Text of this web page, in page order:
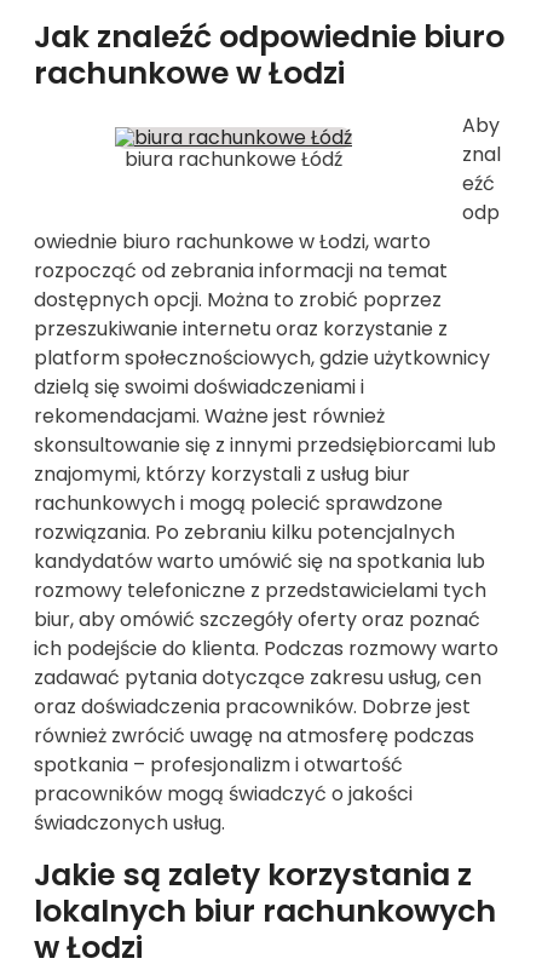
Jak znaleźć odpowiednie biuro
rachunkowe w Łodzi
biura rachunkowe Łódź
Aby
znal
eźć
odp
owiednie biuro rachunkowe w Łodzi, warto
rozpocząć od zebrania informacji na temat
dostępnych opcji. Można to zrobić poprzez
przeszukiwanie internetu oraz korzystanie z
platform społecznościowych, gdzie użytkownicy
dzielą się swoimi doświadczeniami i
rekomendacjami. Ważne jest również
skonsultowanie się z innymi przedsiębiorcami lub
znajomymi, którzy korzystali z usług biur
rachunkowych i mogą polecić sprawdzone
rozwiązania. Po zebraniu kilku potencjalnych
kandydatów warto umówić się na spotkania lub
rozmowy telefoniczne z przedstawicielami tych
biur, aby omówić szczegóły oferty oraz poznać
ich podejście do klienta. Podczas rozmowy warto
zadawać pytania dotyczące zakresu usług, cen
oraz doświadczenia pracowników. Dobrze jest
również zwrócić uwagę na atmosferę podczas
spotkania – profesjonalizm i otwartość
pracowników mogą świadczyć o jakości
świadczonych usług.
Jakie są zalety korzystania z
lokalnych biur rachunkowych
w Łodzi